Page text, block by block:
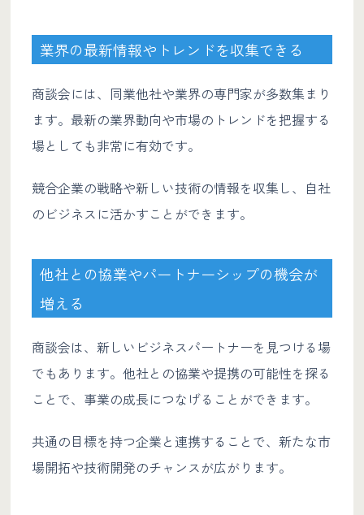
業界の最新情報やトレンドを収集できる
商談会には、同業他社や業界の専門家が多数集まり
ます。最新の業界動向や市場のトレンドを把握する
場としても非常に有効です。
競合企業の戦略や新しい技術の情報を収集し、自社
のビジネスに活かすことができます。
他社との協業やパートナーシップの機会が
増える
商談会は、新しいビジネスパートナーを見つける場
でもあります。他社との協業や提携の可能性を探る
ことで、事業の成長につなげることができます。
共通の目標を持つ企業と連携することで、新たな市
場開拓や技術開発のチャンスが広がります。